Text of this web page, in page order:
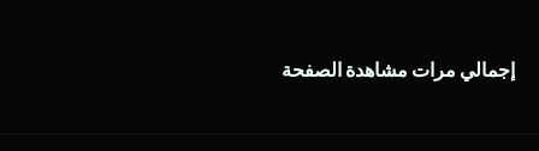
إجمالي مرات مشاهدة الصفحة